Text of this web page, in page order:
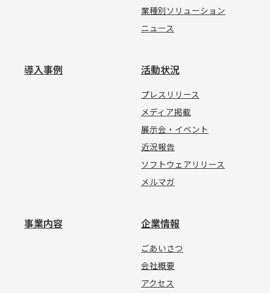
業種別ソリューション
ニュース
導入事例 活動状況
プレスリリース
メディア掲載
展示会・イベント
近況報告
ソフトウェアリリース
メルマガ
事業内容 企業情報
ごあいさつ
会社概要
アクセス